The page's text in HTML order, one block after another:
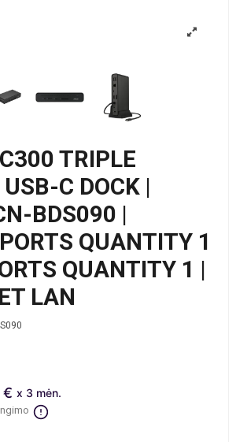
TRIPLE
C DOCK |
BDS090 |
QUANTITY 1
QUANTITY 1 |
LAN
€ x 3 mėn.